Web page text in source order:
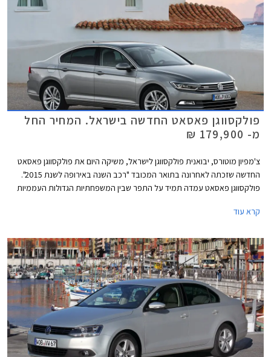
פולקסווגן פאסאט החדשה בישראל. המחיר החל
מ- 179,900 ₪
צ'מפיון מוטורס, יבואנית פולקסווגן לישראל, משיקה היום את פולקסווגן פאסאט
החדשה שזכתה לאחרונה בתואר המכובד "רכב השנה באירופה לשנת 2015".
פולקסווגן פאסאט עמדה תמיד על התפר שבין המשפחתיות הגדולות העממיות
החדש והשמיני במספר עושה צעד נוסף לכיוון המתחרות היוקרתיות ומציג עיצוב
קרא עוד